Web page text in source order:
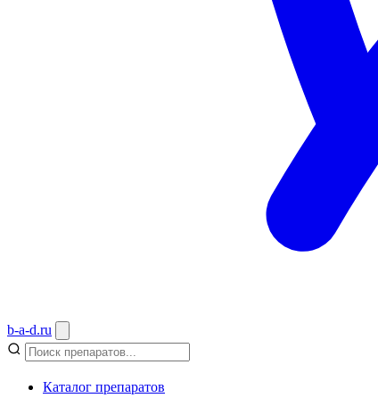
b-a-d.ru
Каталог препаратов